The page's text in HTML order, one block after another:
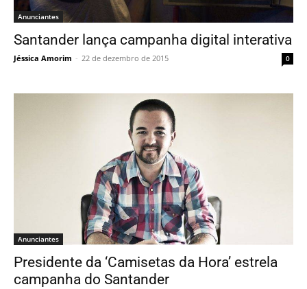
Anunciantes
Santander lança campanha digital interativa
Jéssica Amorim - 22 de dezembro de 2015 0
Anunciantes
Presidente da ‘Camisetas da Hora’ estrela
campanha do Santander